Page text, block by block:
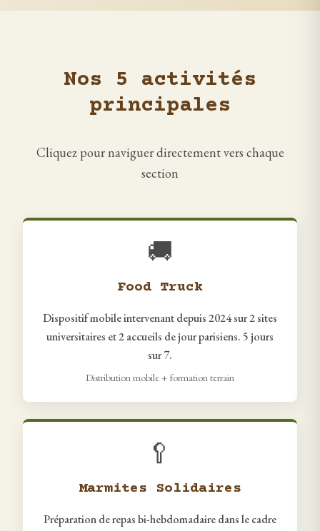
Nos 5 activités
principales
Cliquez pour naviguer directement vers chaque
section
🚚
Food Truck
Dispositif mobile intervenant depuis 2024 sur 2 sites
universitaires et 2 accueils de jour parisiens. 5 jours
sur 7.
Distribution mobile + formation terrain
🥄
Marmites Solidaires
Préparation de repas bi-hebdomadaire dans le cadre